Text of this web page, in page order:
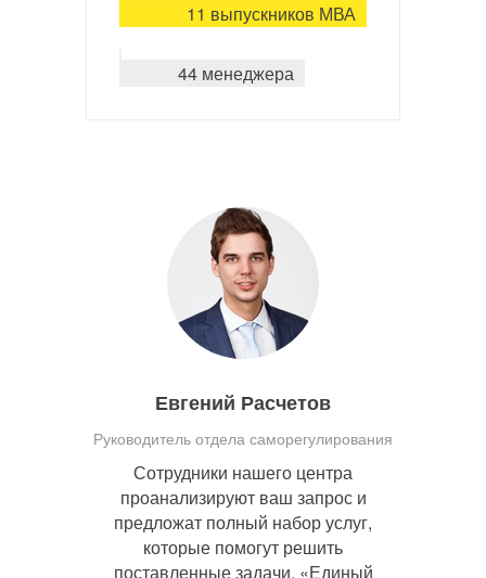
11 выпускников МВА
44 менеджера
Евгений Расчетов
Руководитель отдела саморегулирования
Сотрудники нашего центра
проанализируют ваш запрос и
предложат полный набор услуг,
которые помогут решить
поставленные задачи. «Единый